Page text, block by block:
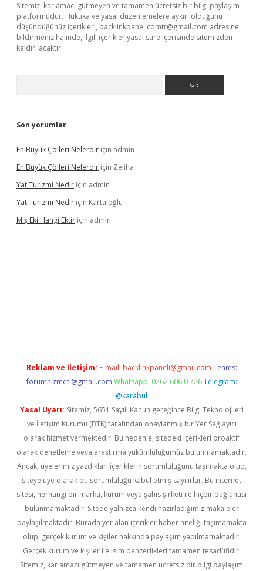
Sitemiz, kar amacı gütmeyen ve tamamen ücretsiz bir bilgi paylaşım
platformudur. Hukuka ve yasal düzenlemelere aykırı olduğunu
düşündüğünüz içerikleri, backlinkpanelicomtr@gmail.com adresine
bildirmeniz halinde, ilgili içerikler yasal süre içerisinde sitemizden
kaldırılacaktır.
Son yorumlar
En Büyük Çölleri Nelerdir için admin
En Büyük Çölleri Nelerdir için Zeliha
Yat Turizmi Nedir için admin
Yat Turizmi Nedir için Kartaloğlu
Miş Eki Hangi Ektir için admin
Reklam ve İletişim: E-mail: backlinkpaneli@gmail.com Teams:
forumhizmeti@gmail.com Whatsapp: 0262 606 0 726 Telegram:
@karabul
Yasal Uyarı: Sitemiz, 5651 Sayılı Kanun gereğince Bilgi Teknolojileri
ve İletişim Kurumu (BTK) tarafından onaylanmış bir Yer Sağlayıcı
olarak hizmet vermektedir. Bu nedenle, sitedeki içerikleri proaktif
olarak denetleme veya araştırma yükümlülüğümüz bulunmamaktadır.
Ancak, üyelerimiz yazdıkları içeriklerin sorumluluğunu taşımakta olup,
siteye üye olarak bu sorumluluğu kabul etmiş sayılırlar. Bu internet
sitesi, herhangi bir marka, kurum veya şahıs şirketi ile hiçbir bağlantısı
bulunmamaktadır. Sitede yalnızca kendi hazırladığımız makaleler
paylaşılmaktadır. Burada yer alan içerikler haber niteliği taşımamakta
olup, gerçek kurum ve kişiler hakkında paylaşım yapılmamaktadır.
Gerçek kurum ve kişiler ile isim benzerlikleri tamamen tesadüfidir.
Sitemiz, kar amacı gütmeyen ve tamamen ücretsiz bir bilgi paylaşım